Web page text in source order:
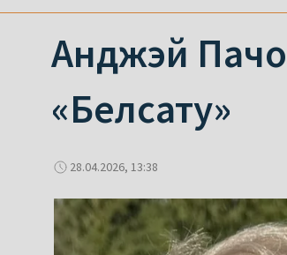
Анджэй
«Белсату»
28.04.2026, 13:38